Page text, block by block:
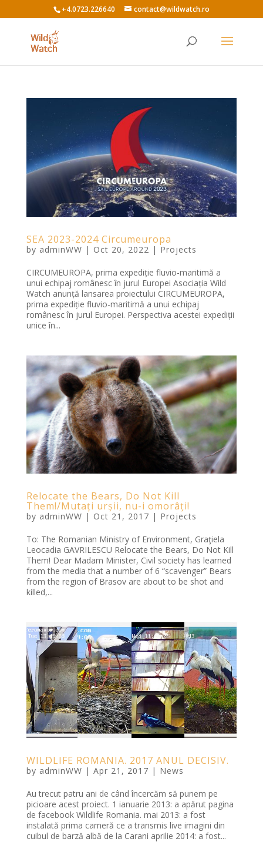
+4.0723.226640 contact@wildwatch.ro
SEA 2023-2024 Circumeuropa
by adminWW | Oct 20, 2022 | Projects
CIRCUMEUROPA, prima expediție fluvio-maritimă a
unui echipaj românesc în jurul Europei Asociația Wild
Watch anunță lansarea proiectului CIRCUMEUROPA,
prima expediție fluvio-maritimă a unui echipaj
românesc în jurul Europei. Perspectiva acestei expediții
unice în...
Relocate the Bears, Do Not Kill
Them!/Mutați urșii, nu-i omorâți!
by adminWW | Oct 21, 2017 | Projects
To: The Romanian Ministry of Environment, Graţiela
Leocadia GAVRILESCU Relocate the Bears, Do Not Kill
Them! Dear Madam Minister, Civil society has learned
from the media that a number of 6 “scavenger” Bears
from the region of Brasov are about to be shot and
killed,...
WILDLIFE ROMANIA. 2017 ANUL DECISIV.
by adminWW | Apr 21, 2017 | News
Au trecut patru ani de când încercăm să punem pe
picioare acest proiect. 1 ianuarie 2013: a apărut pagina
de facebook Wildlife Romania. mai 2013: a fost
instalată prima cameră ce a transmis live imagini din
cuibul de barză albă de la Carani aprilie 2014: a fost...